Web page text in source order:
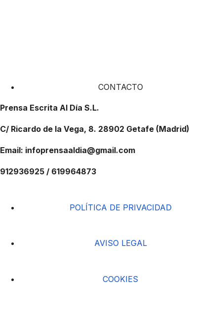
CONTACTO
Prensa Escrita Al Día S.L.
C/ Ricardo de la Vega, 8. 28902 Getafe (Madrid)
Email: infoprensaaldia@gmail.com
912936925 / 619964873
POLÍTICA DE PRIVACIDAD
AVISO LEGAL
COOKIES